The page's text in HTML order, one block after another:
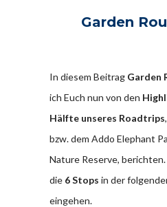
Garden
In diesem Beitrag Garden
ich Euch nun von den
Hälfte unseres Roadtrips
bzw. dem Addo Elephant
Nature Reserve,
die 6 Stops in der
eingehen.